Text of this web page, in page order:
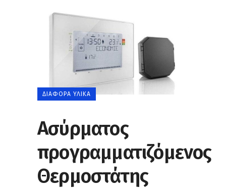
ΔΙΆΦΟΡΑ ΥΛΙΚΆ
Ασύρματος
προγραμματιζόμενος
Θερμοστάτης